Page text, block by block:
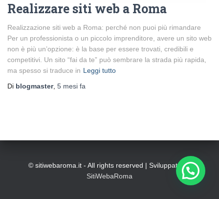
Realizzare siti web a Roma
Realizzazione siti web a Roma: perché non puoi più rimandare
Per un professionista o un piccolo imprenditore, avere un sito web
non è più un’opzione: è la base per essere trovati, credibili e
competitivi. Un sito “fai da te” può sembrare la strada più rapida,
ma spesso si traduce in Leggi tutto
Di blogmaster, 5 mesi fa
© sitiwebaroma.it - All rights reserved | Sviluppato da
SitiWebaRoma